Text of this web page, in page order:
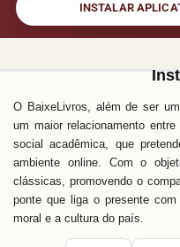
INSTALAR
O BaixeLivros, além de ser
um maior relacionamento
social acadêmica, que
ambiente online. Com o
clássicas, promovendo o
ponte que liga o presente
moral e a cultura do país.